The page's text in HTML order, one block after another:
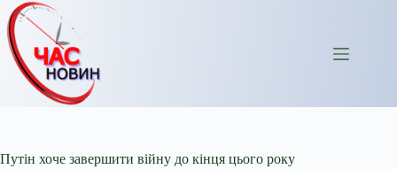
Перейти
до
вмісту
Путін хоче завершити війну до кінця цього року